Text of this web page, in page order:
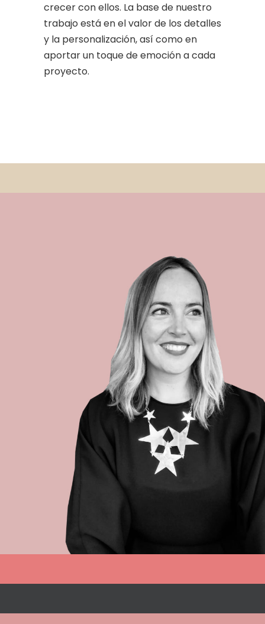
crecer con ellos. La base de nuestro
trabajo está en el valor de los detalles
y la personalización, así como en
aportar un toque de emoción a cada
proyecto.